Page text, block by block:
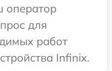
оператор
для
работ
Infinix.